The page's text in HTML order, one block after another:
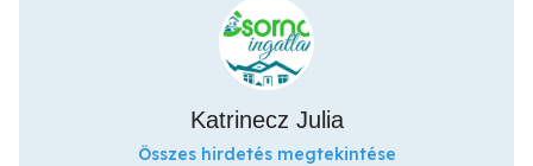
Katrinecz Julia
Összes hirdetés megtekintése